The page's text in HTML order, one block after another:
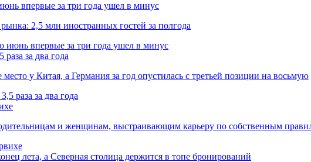
впервые за три года ушел в минус
2,5 млн иностранных гостей за полгода
за два года
место у Китая, а Германия за год опустилась с третьей позиции на восьмую
и женщинам, выстраивающим карьеру по собственным
лета, а Северная столица держится в топе бронирований